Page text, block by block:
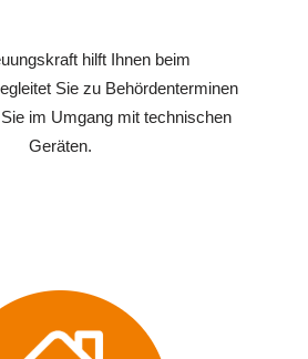
hilft Ihnen beim
Sie zu Behördenterminen
im Umgang mit technischen
Geräten.